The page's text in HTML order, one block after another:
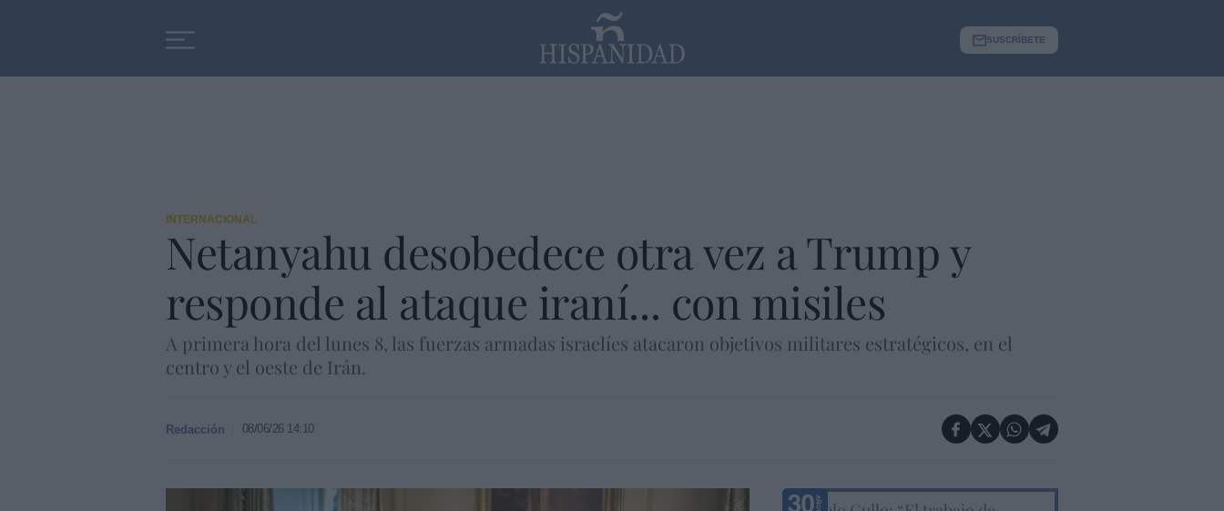
SUSCRÍBETE
INTERNACIONAL
Netanyahu desobedece otra vez a Trump y
responde al ataque iraní... con misiles
A primera hora del lunes 8, las fuerzas armadas israelíes atacaron objetivos militares estratégicos, en el
centro y el oeste de Irán.
Redacción 08/06/26 14:10